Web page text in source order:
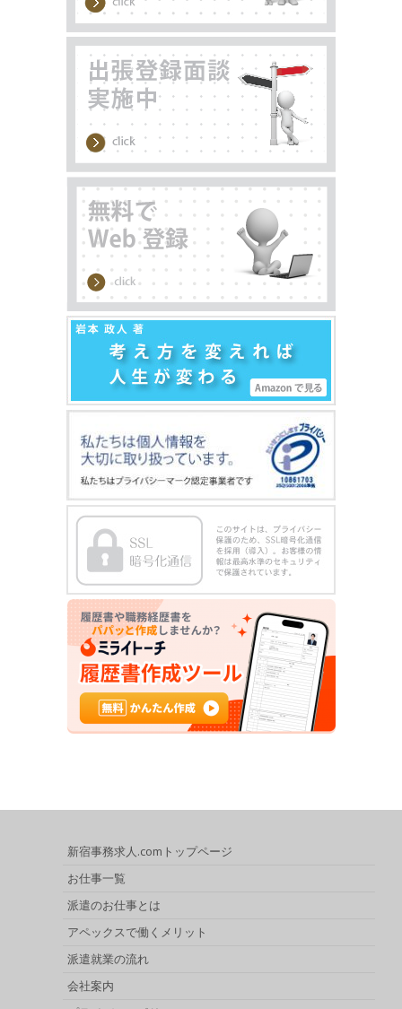
新宿事務求人.comトップページ
お仕事一覧
派遣のお仕事とは
アペックスで働くメリット
派遣就業の流れ
会社案内